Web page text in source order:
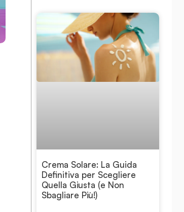
Crema Solare: La Guida
Definitiva per Scegliere
Quella Giusta (e Non
Sbagliare Più!)